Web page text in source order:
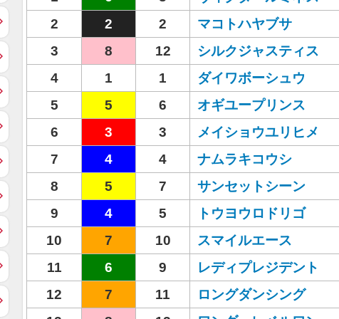
2
2 2 マコトハヤブサ
3
8 12 シルクジャスティス
4
1 1 ダイワボーシュウ
5
5 6 オギユープリンス
6
3 3 メイショウユリヒメ
7
4 4 ナムラキコウシ
8
5 7 サンセットシーン
9
4 5 トウヨウロドリゴ
10
7 10 スマイルエース
11
6 9 レディプレジデント
12
7 11 ロングダンシング